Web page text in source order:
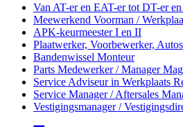
Van AT-er en EAT-er tot DT-er
Meewerkend Voorman /
APK-keurmeester I en II
Plaatwerker, Voorbewerker,
Bandenwissel Monteur
Parts Medewerker / Manager
Service Adviseurin Werkplaats
Service Manager / Aftersales
Vestigingsmanager /